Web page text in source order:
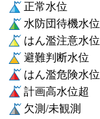
正常水位
水防団待機水位
はん濫注意水位
避難判断水位
はん濫危険水位
計画高水位超
欠測/未観測